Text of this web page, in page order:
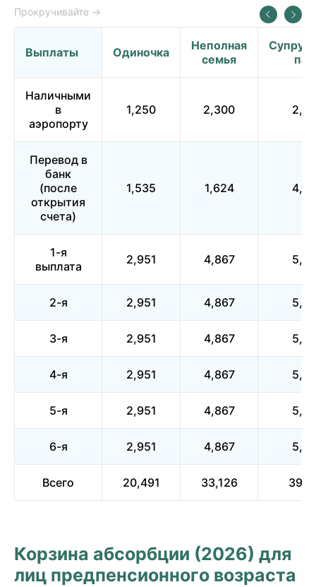
Выплаты Одиночка
Неполная
семья
Наличными
в
аэропорту
1,250 2,300
Перевод в
банк
(после
открытия
счета)
1,535 1,624
1-я
выплата
2,951 4,867
2-я 2,951 4,867
3-я 2,951 4,867
4-я 2,951 4,867
5-я 2,951 4,867
6-я 2,951 4,867
Всего 20,491 33,126
Корзина абсорбции (2026) для
лиц предпенсионного возраста